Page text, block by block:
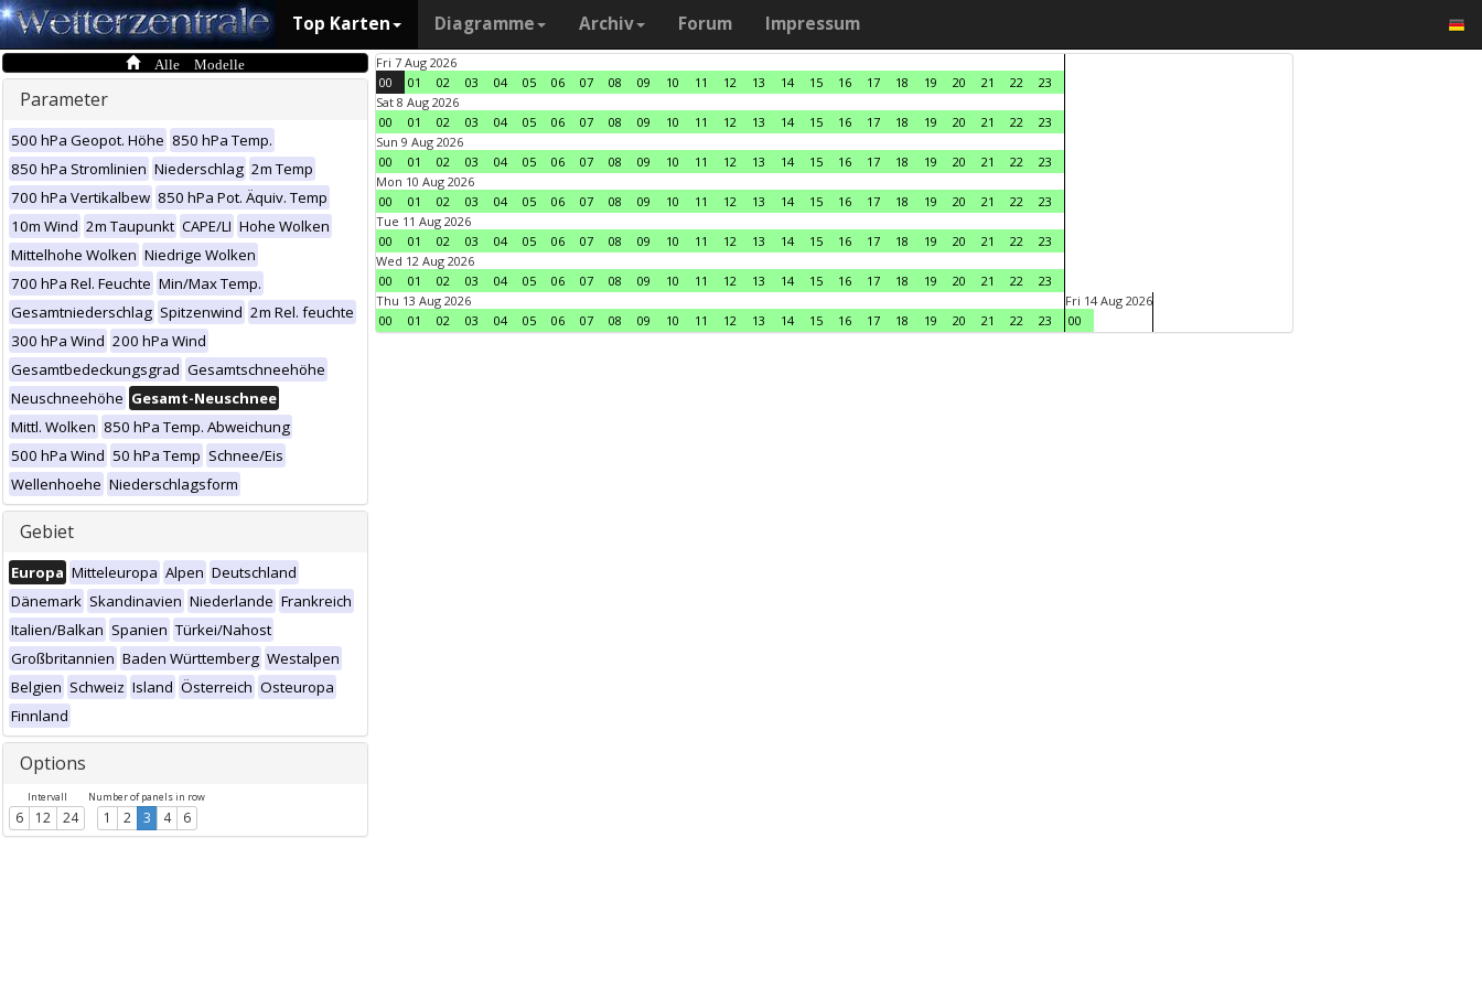
Top Karten Diagramme Archiv Forum Impressum
Alle Modelle
Parameter
500 hPa Geopot. Höhe 850 hPa Temp.
850 hPa Stromlinien Niederschlag 2m Temp
700 hPa Vertikalbew 850 hPa Pot. Äquiv. Temp
10m Wind 2m Taupunkt CAPE/LI Hohe Wolken
Mittelhohe Wolken Niedrige Wolken
700 hPa Rel. Feuchte Min/Max Temp.
Gesamtniederschlag Spitzenwind 2m Rel. feuchte
300 hPa Wind 200 hPa Wind
Gesamtbedeckungsgrad Gesamtschneehöhe
Neuschneehöhe Gesamt-Neuschnee
Mittl. Wolken 850 hPa Temp. Abweichung
500 hPa Wind 50 hPa Temp Schnee/Eis
Wellenhoehe Niederschlagsform
Gebiet
Europa Mitteleuropa Alpen Deutschland
Dänemark Skandinavien Niederlande Frankreich
Italien/Balkan Spanien Türkei/Nahost
Großbritannien Baden Württemberg Westalpen
Belgien Schweiz Island Österreich Osteuropa
Finnland
Options
Intervall
6 12 24
Number of panels in row
1 2 3 4 6
Fri 7 Aug 2026
00
01 02 03 04 05 06 07 08 09 10 11 12 13 14 15 16 17 18 19 20 21 22
23
Sat 8 Aug 2026
00
01 02 03 04 05 06 07 08 09 10 11 12 13 14 15 16 17 18 19 20 21 22
23
Sun 9 Aug 2026
00
01 02 03 04 05 06 07 08 09 10 11 12 13 14 15 16 17 18 19 20 21 22
23
Mon 10 Aug 2026
00
01 02 03 04 05 06 07 08 09 10 11 12 13 14 15 16 17 18 19 20 21 22
23
Tue 11 Aug 2026
00
01 02 03 04 05 06 07 08 09 10 11 12 13 14 15 16 17 18 19 20 21 22
23
Wed 12 Aug 2026
00
01 02 03 04 05 06 07 08 09 10 11 12 13 14 15 16 17 18 19 20 21 22
23
Thu 13 Aug 2026
00
01 02 03 04 05 06 07 08 09 10 11 12 13 14 15 16 17 18 19 20 21 22 23
Fri 14 Aug 2026
00